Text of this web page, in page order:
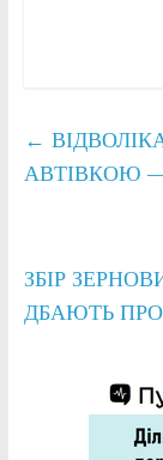
←
АВТІВКОЮ
ЗБІР
ДБАЮТЬ